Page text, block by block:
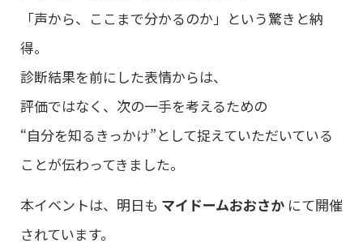
「声から、ここまで分かるのか」という驚きと納
得。
診断結果を前にした表情からは、
評価ではなく、次の一手を考えるための
“自分を知るきっかけ”として捉えていただいている
ことが伝わってきました。
本イベントは、明日も マイドームおおさか にて開催
されています。